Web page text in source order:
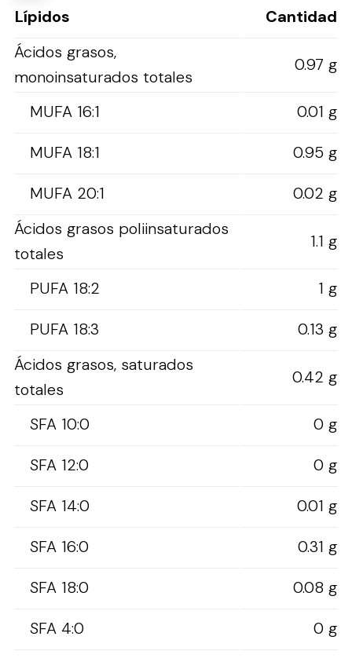
Lípidos
Cantidad
Ácidos grasos,
monoinsaturados totales
0.97 g
MUFA 16:1
0.01 g
MUFA 18:1
0.95 g
MUFA 20:1
0.02 g
Ácidos grasos poliinsaturados
totales
1.1 g
PUFA 18:2
1 g
PUFA 18:3
0.13 g
Ácidos grasos, saturados
totales
0.42 g
SFA 10:0
0 g
SFA 12:0
0 g
SFA 14:0
0.01 g
SFA 16:0
0.31 g
SFA 18:0
0.08 g
SFA 4:0
0 g